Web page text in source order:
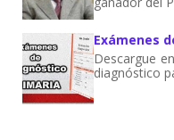
Exámenes
Descargue
diagnóstico